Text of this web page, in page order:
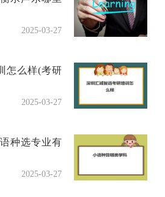
2025-03-27
怎么样(考研
2025-03-27
种选专业有
2025-03-27